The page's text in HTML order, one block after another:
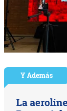
Y Además
La